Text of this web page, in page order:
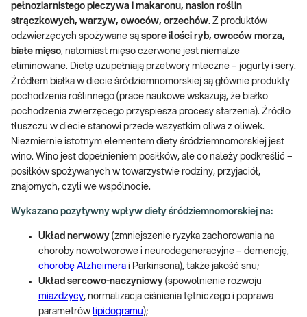
pełnoziarnistego pieczywa i makaronu, nasion roślin
strączkowych, warzyw, owoców, orzechów. Z produktów
odzwierzęcych spożywane są spore ilości ryb, owoców morza,
białe mięso, natomiast mięso czerwone jest niemalże
eliminowane. Dietę uzupełniają przetwory mleczne – jogurty i sery.
Źródłem białka w diecie śródziemnomorskiej są głównie produkty
pochodzenia roślinnego (prace naukowe wskazują, że białko
pochodzenia zwierzęcego przyspiesza procesy starzenia). Źródło
tłuszczu w diecie stanowi przede wszystkim oliwa z oliwek.
Niezmiernie istotnym elementem diety śródziemnomorskiej jest
wino. Wino jest dopełnieniem posiłków, ale co należy podkreślić –
posiłków spożywanych w towarzystwie rodziny, przyjaciół,
znajomych, czyli we wspólnocie.
Wykazano pozytywny wpływ diety śródziemnomorskiej na:
Układ nerwowy (zmniejszenie ryzyka zachorowania na
choroby nowotworowe i neurodegeneracyjne – demencję,
chorobę Alzheimera i Parkinsona), także jakość snu;
Układ sercowo-naczyniowy (spowolnienie rozwoju
miażdżycy, normalizacja ciśnienia tętniczego i poprawa
parametrów lipidogramu);